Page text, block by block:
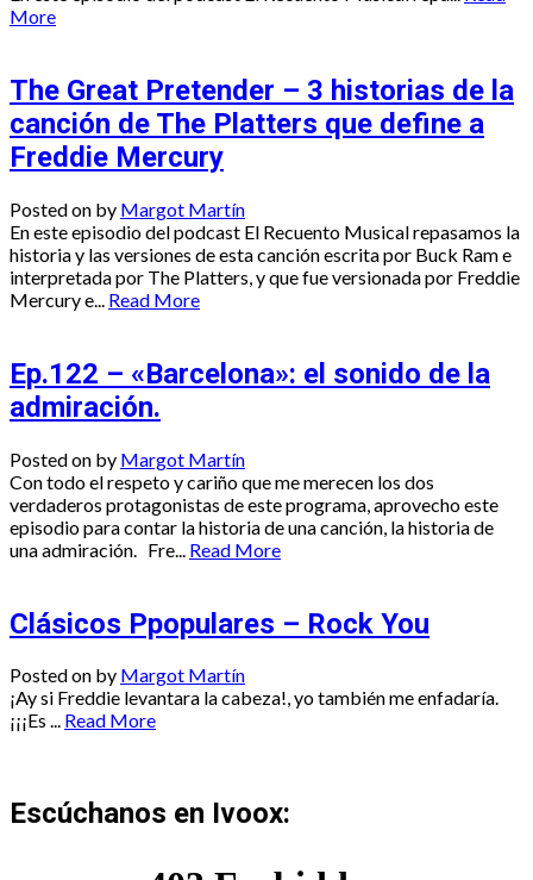
More
The Great Pretender – 3 historias de la
canción de The Platters que define a
Freddie Mercury
Posted on by Margot Martín
En este episodio del podcast El Recuento Musical repasamos la
historia y las versiones de esta canción escrita por Buck Ram e
interpretada por The Platters, y que fue versionada por Freddie
Mercury e... Read More
Ep.122 – «Barcelona»: el sonido de la
admiración.
Posted on by Margot Martín
Con todo el respeto y cariño que me merecen los dos
verdaderos protagonistas de este programa, aprovecho este
episodio para contar la historia de una canción, la historia de
una admiración. Fre...
Read More
Clásicos Ppopulares – Rock You
Posted on by Margot Martín
¡Ay si Freddie levantara la cabeza!, yo también me enfadaría.
¡¡¡Es ... Read More
Escúchanos en Ivoox: